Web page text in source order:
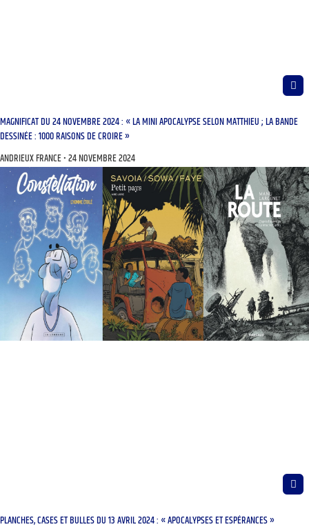
MAGNIFICAT DU 24 NOVEMBRE 2024 : « LA MINI APOCALYPSE SELON MATTHIEU ; LA BANDE
DESSINÉE : 1000 RAISONS DE CROIRE »
ANDRIEUX FRANCE 24 NOVEMBRE 2024
PLANCHES, CASES ET BULLES DU 13 AVRIL 2024 : « APOCALYPSES ET ESPÉRANCES »